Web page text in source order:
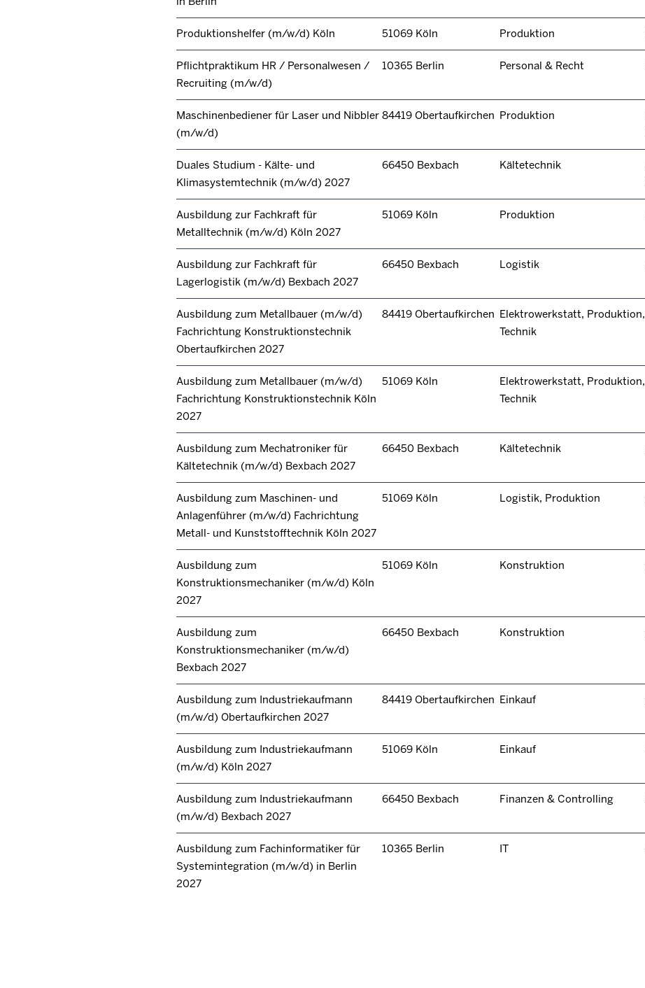
Produktionshelfer (m/w/d) Köln 51069 Köln Produktion
Pflichtpraktikum HR / Personalwesen /
Recruiting (m/w/d)
10365 Berlin Personal & Recht
Maschinenbediener für Laser und Nibbler
(m/w/d)
84419 Obertaufkirchen Produktion
Duales Studium - Kälte- und
Klimasystemtechnik (m/w/d) 2027
66450 Bexbach Kältetechnik
Ausbildung zur Fachkraft für
Metalltechnik (m/w/d) Köln 2027
51069 Köln Produktion
Ausbildung zur Fachkraft für
Lagerlogistik (m/w/d) Bexbach 2027
66450 Bexbach Logistik
Ausbildung zum Metallbauer (m/w/d)
Fachrichtung Konstruktionstechnik
Obertaufkirchen 2027
84419 Obertaufkirchen Elektrowerkstatt, Produktion,
Technik
Ausbildung zum Metallbauer (m/w/d)
Fachrichtung Konstruktionstechnik Köln
2027
51069 Köln
Elektrowerkstatt, Produktion,
Technik
Ausbildung zum Mechatroniker für
Kältetechnik (m/w/d) Bexbach 2027
66450 Bexbach Kältetechnik
Ausbildung zum Maschinen- und
Anlagenführer (m/w/d) Fachrichtung
Metall- und Kunststofftechnik Köln 2027
51069 Köln Logistik, Produktion
Ausbildung zum
Konstruktionsmechaniker (m/w/d) Köln
2027
51069 Köln Konstruktion
Ausbildung zum
Konstruktionsmechaniker (m/w/d)
Bexbach 2027
66450 Bexbach Konstruktion
Ausbildung zum Industriekaufmann
(m/w/d) Obertaufkirchen 2027
84419 Obertaufkirchen Einkauf
Ausbildung zum Industriekaufmann
(m/w/d) Köln 2027
51069 Köln Einkauf
Ausbildung zum Industriekaufmann
(m/w/d) Bexbach 2027
66450 Bexbach Finanzen & Controlling
Ausbildung zum Fachinformatiker für
Systemintegration (m/w/d) in Berlin
2027
10365 Berlin IT